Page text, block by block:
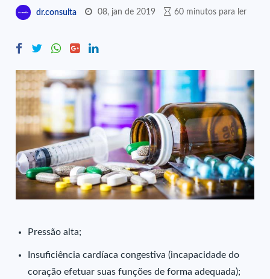
dr.consulta 08, jan de 2019 60 minutos para ler
Pressão alta;
Insuficiência cardíaca congestiva (incapacidade do
coração efetuar suas funções de forma adequada);